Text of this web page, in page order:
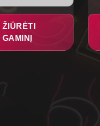
ŽIŪRĖTI
GAMINĮ